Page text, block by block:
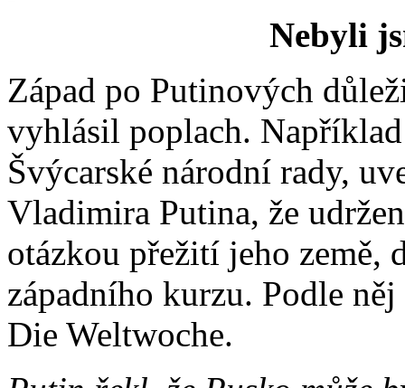
Nebyli
Západ po Putinových
vyhlásil poplach.
Švýcarské národní rady,
Vladimira Putina, že
otázkou přežití jeho země,
západního kurzu. Podle
Die Weltwoche.